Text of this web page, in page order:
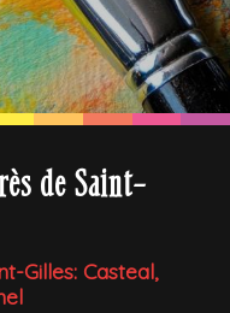
de Saint-
Gilles: Casteal,